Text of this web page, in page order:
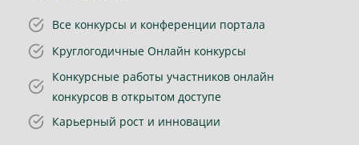
Все конкурсы и конференции портала
Круглогодичные Онлайн конкурсы
Конкурсные работы участников онлайн
конкурсов в открытом доступе
Карьерный рост и инновации